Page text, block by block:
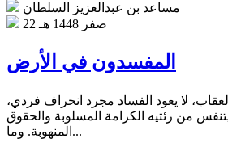
مساعد بن عبدالعزيز السلطان
22 صفر 1448 هـ
المفسدون في الأرض
لا يعود الفساد مجرد انحراف فردي،
من رئتيه الكرامة المسلوبة والحقوق
المنهوبة. وما...